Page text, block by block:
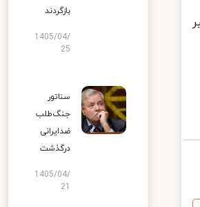
بازگردند
1405/04/
25
سناتور
جنگ‌طلب
ضدایرانی
درگذشت
1405/04/